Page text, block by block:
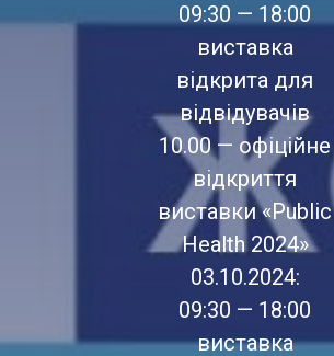
09:30 — 18:00
виставка
відкрита для
відвідувачів
10.00 — офіційне
відкриття
виставки «Public
Health 2024»
03.10.2024:
09:30 — 18:00
виставка